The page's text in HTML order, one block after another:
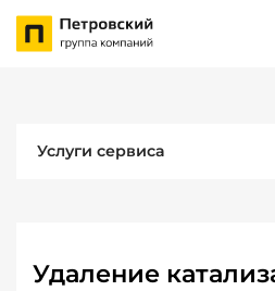
Услуги сервиса
Удаление